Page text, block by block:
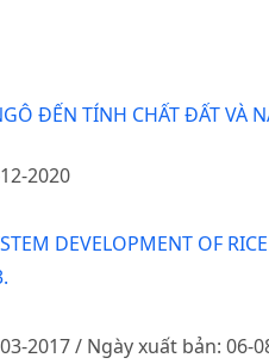
ĐẾN TÍNH CHẤT ĐẤT VÀ
2020
DEVELOPMENT OF
2017 / Ngày xuất bản: 06-